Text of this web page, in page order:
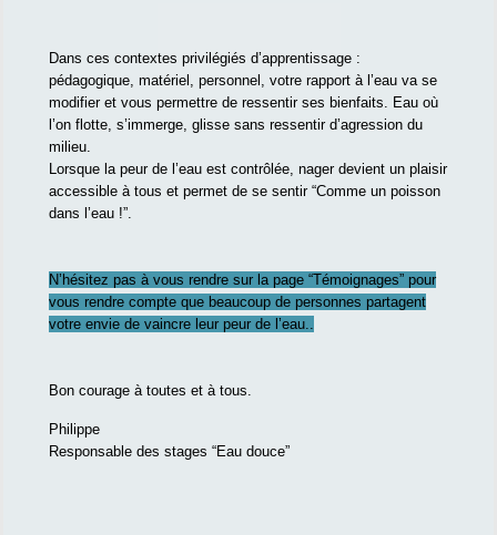
Dans ces contextes privilégiés d’apprentissage :
pédagogique, matériel, personnel, votre rapport à l’eau va se
modifier et vous permettre de ressentir ses bienfaits. Eau où
l’on flotte, s’immerge, glisse sans ressentir d’agression du
milieu.
Lorsque la peur de l’eau est contrôlée, nager devient un plaisir
accessible à tous et permet de se sentir “Comme un poisson
dans l’eau !”.
N’hésitez pas à vous rendre sur la page “Témoignages” pour
vous rendre compte que beaucoup de personnes partagent
votre envie de vaincre leur peur de l’eau..
Bon courage à toutes et à tous.
Philippe
Responsable des stages “Eau douce”